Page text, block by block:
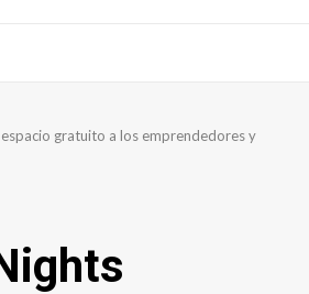
gratuito a los emprendedores y